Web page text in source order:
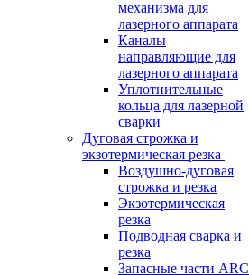
механизма для
лазерного аппарата
Каналы
направляющие для
лазерного аппарата
Уплотнительные
кольца для лазерной
сварки
Дуговая строжка и
экзотермическая резка
Воздушно-дуговая
строжка и резка
Экзотермическая
резка
Подводная сварка и
резка
Запасные части ARC